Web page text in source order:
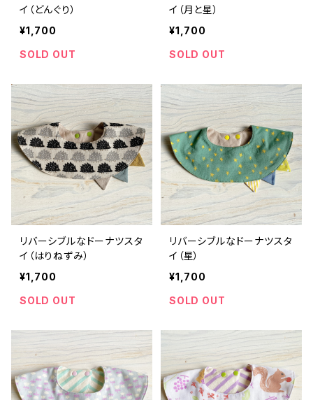
イ（どんぐり）
¥1,700
SOLD OUT
イ（月と星）
¥1,700
SOLD OUT
リバーシブルなドーナツスタ
イ（はりねずみ）
¥1,700
SOLD OUT
リバーシブルなドーナツスタ
イ（星）
¥1,700
SOLD OUT